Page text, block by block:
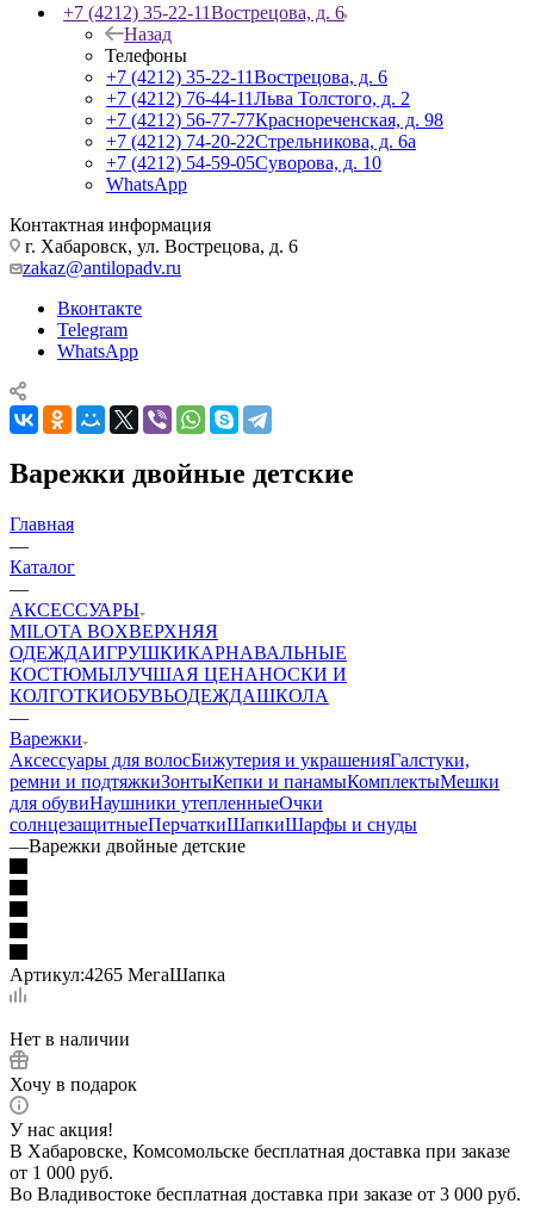
+7 (4212) 35-22-11Вострецова, д. 6
Назад
Телефоны
+7 (4212) 35-22-11Вострецова, д. 6
+7 (4212) 76-44-11Льва Толстого, д. 2
+7 (4212) 56-77-77Краснореченская, д. 98
+7 (4212) 74-20-22Стрельникова, д. 6а
+7 (4212) 54-59-05Суворова, д. 10
WhatsApp
Контактная информация
г. Хабаровск, ул. Вострецова, д. 6
zakaz@antilopadv.ru
Вконтакте
Telegram
WhatsApp
Варежки двойные детские
Главная
—
Каталог
—
АКСЕССУАРЫ
MILOTA BOXВЕРХНЯЯ
ОДЕЖДАИГРУШКИКАРНАВАЛЬНЫЕ
КОСТЮМЫЛУЧШАЯ ЦЕНАНОСКИ И
КОЛГОТКИОБУВЬОДЕЖДАШКОЛА
—
Варежки
Аксессуары для волосБижутерия и украшенияГалстуки,
ремни и подтяжкиЗонтыКепки и панамыКомплектыМешки
для обувиНаушники утепленныеОчки
солнцезащитныеПерчаткиШапкиШарфы и снуды
—Варежки двойные детские
Артикул:4265 МегаШапка
Нет в наличии
Хочу в подарок
У нас акция!
В Хабаровске, Комсомольске бесплатная доставка при заказе
от 1 000 руб.
Во Владивостоке бесплатная доставка при заказе от 3 000 руб.